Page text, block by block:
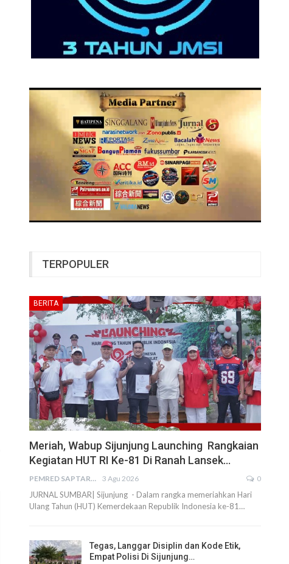
TERPOPULER
BERITA
Meriah, Wabup Sijunjung Launching Rangkaian
Kegiatan HUT RI Ke-81 Di Ranah Lansek…
PEMRED SAPTARIUS 3 Agu 2026 0
JURNAL SUMBAR| Sijunjung - Dalam rangka memeriahkan Hari
Ulang Tahun (HUT) Kemerdekaan Republik Indonesia ke-81…
Tegas, Langgar Disiplin dan Kode Etik,
Empat Polisi Di Sijunjung…